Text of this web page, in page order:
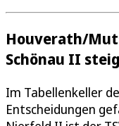
Houverath/
Schönau II
Im Tabellenkeller
Entscheidungen